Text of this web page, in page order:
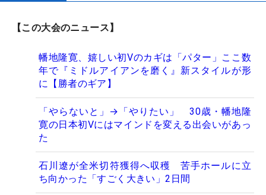
【この大会のニュース】
幡地隆寛、嬉しい初Vのカギは「パター」ここ数
年で『ミドルアイアンを磨く』新スタイルが形
に【勝者のギア】
「やらないと」→「やりたい」 30歳・幡地隆
寛の日本初Vにはマインドを変える出会いがあっ
た
石川遼が全米切符獲得へ収穫 苦手ホールに立
ち向かった「すごく大きい」2日間